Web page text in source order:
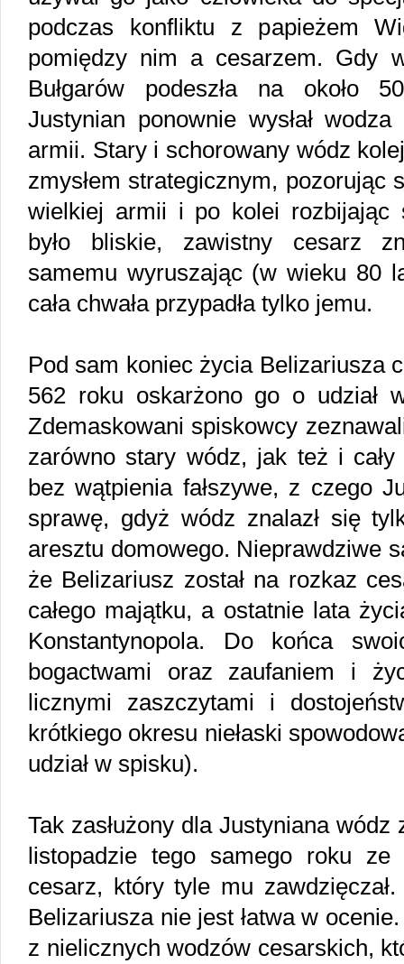
podczas konfliktu z papieżem
pomiędzy nim a cesarzem. Gdy
Bułgarów podeszła na około
Justynian ponownie wysłał
armii. Stary i schorowany wódz
zmysłem strategicznym, pozorując
wielkiej armii i po kolei rozbijając
było bliskie, zawistny cesarz
samemu wyruszając (w wieku 80
cała chwała przypadła tylko jemu.
Pod sam koniec życia Belizariusza
562 roku oskarżono go o udział
Zdemaskowani spiskowcy
zarówno stary wódz, jak też i
bez wątpienia fałszywe, z czego
sprawę, gdyż wódz znalazł się
aresztu domowego. Nieprawdziwe
że Belizariusz został na rozkaz
całego majątku, a ostatnie lata
Konstantynopola. Do końca
bogactwami oraz zaufaniem i
licznymi zaszczytami i
krótkiego okresu niełaski
udział w spisku).
Tak zasłużony dla Justyniana
listopadzie tego samego roku ze
cesarz, który tyle mu
Belizariusza nie jest łatwa w
z nielicznych wodzów cesarskich,